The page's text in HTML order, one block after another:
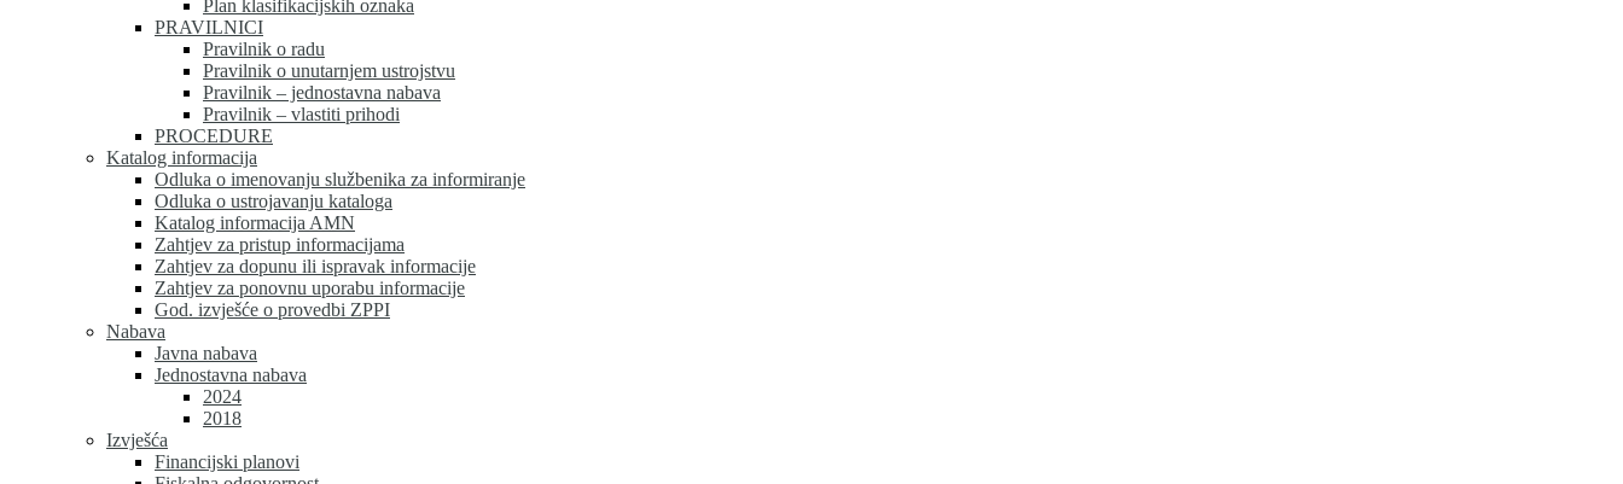
Plan klasifikacijskih oznaka
PRAVILNICI
Pravilnik o radu
Pravilnik o unutarnjem ustrojstvu
Pravilnik – jednostavna nabava
Pravilnik – vlastiti prihodi
PROCEDURE
Katalog informacija
Odluka o imenovanju službenika za informiranje
Odluka o ustrojavanju kataloga
Katalog informacija AMN
Zahtjev za pristup informacijama
Zahtjev za dopunu ili ispravak informacije
Zahtjev za ponovnu uporabu informacije
God. izvješće o provedbi ZPPI
Nabava
Javna nabava
Jednostavna nabava
2024
2018
Izvješća
Financijski planovi